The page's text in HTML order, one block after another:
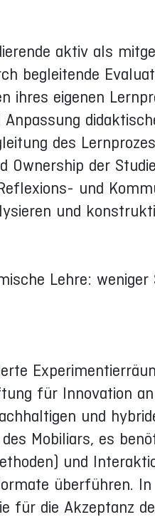
aktiv als
begleitende
ihres eigenen
des
der
und
und
Lehre:
für Innovation
und
Mobiliars, es
und
überführen.
für die Akzeptanz